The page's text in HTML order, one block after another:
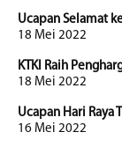
Ucapan Selamat
18 Mei 2022
KTKI Raih
18 Mei 2022
Ucapan Hari Raya
16 Mei 2022